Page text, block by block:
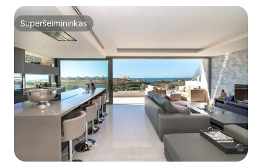
Superšeimininkas
Superšeimininkas